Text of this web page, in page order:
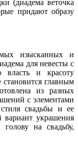
(диадема веточка
придают образу
изысканных и
для невесты с
власть и красоту
главным
из разных
с элементами
свадьбы и ее
вариант украшения
на свадьбу,